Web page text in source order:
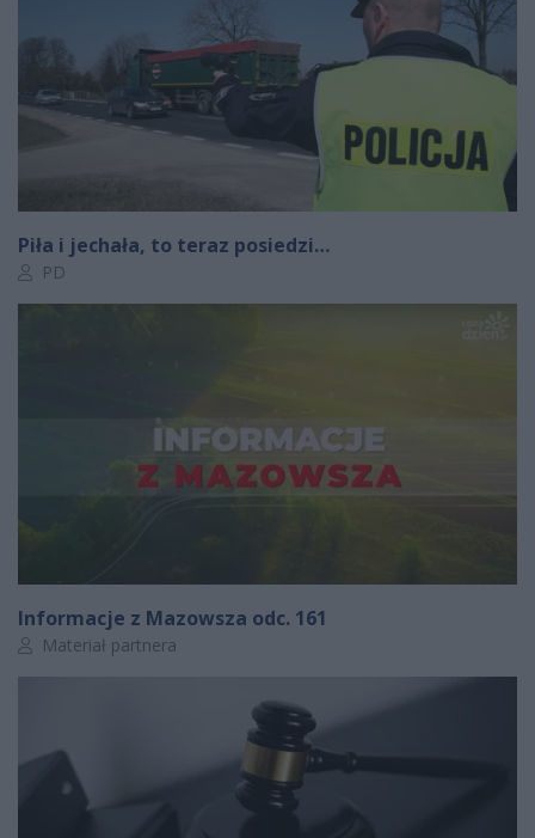
Piła i jechała, to teraz posiedzi…
Autor artykułu:
PD
Informacje z Mazowsza odc. 161
Autor artykułu:
Materiał partnera